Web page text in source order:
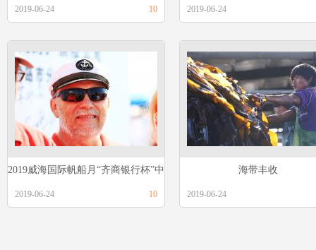
2019-06-24 10 2019-06-24
2019威海国际帆船月“齐商银行杯”中
2019-06-24 10
海带丰收
2019-06-24